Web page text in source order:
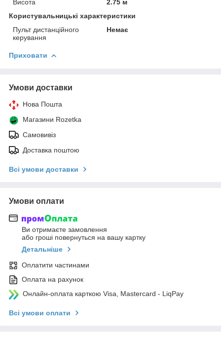
Висота
2.75 м
Користувальницькі характеристики
Пульт дистанційного
керування
Немає
Приховати
Умови доставки
Нова Пошта
Магазини Rozetka
Самовивіз
Доставка поштою
Всі умови доставки
Умови оплати
Ви отримаєте замовлення
або гроші повернуться на вашу картку
Детальніше
Оплатити частинами
Оплата на рахунок
Онлайн-оплата карткою Visa, Mastercard - LiqPay
Всі умови оплати